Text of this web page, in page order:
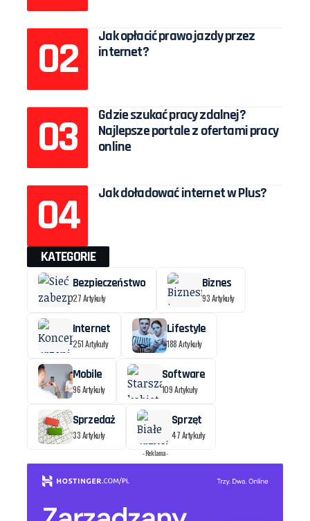
Jak opłacić prawo jazdy przez
internet?
Gdzie szukać pracy zdalnej?
Najlepsze portale z ofertami pracy
online
Jak doładować internet w Plus?
KATEGORIE
Bezpieczeństwo
27 Artykuły
Biznes
93 Artykuły
Internet
251 Artykuły
Lifestyle
188 Artykuły
Mobile
96 Artykuły
Software
109 Artykuły
Sprzedaż
33 Artykuły
Sprzęt
47 Artykuły
- Reklama -